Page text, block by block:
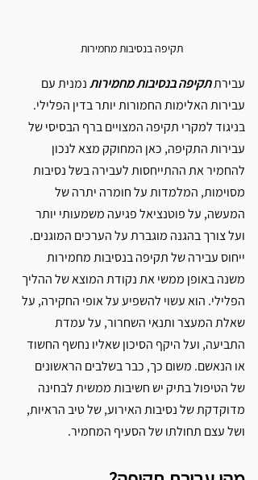
תקיפה בנסיבות מחמירות
עבירתתקיפה בנסיבות מחמירות נמנית עם
עבירות האלימות החמורות יותר בדין הפלילי.
בניגוד למקרי תקיפה המצויים ברף הבסיסי של
עבירות התקיפה, כאן המחוקק מצא לנכון
להחמיר את ההתייחסות לעבירה בשל נסיבות
מסוימות, המלמדות על חומרה יתרה של
המעשה, על פוטנציאל פגיעה משמעותי יותר
ועל צורך בהגנה מוגברת על הערכים המוגנים.
ייחוס עבירה של תקיפה בנסיבות מחמירות
משנה באופן ממשי את נקודת המוצא של ההליך
הפלילי. הוא עשוי להשפיע על אופי החקירה, על
שאלת המעצר ותנאי השחרור, על עמדת
התביעה, ועל היקף הסיכון שאליו נחשף החשוד
או הנאשם. משום כך, כבר בשלבים הראשונים
של הטיפול בתיק יש חשיבות ממשית לבחינה
מדוקדקת של נסיבות האירוע, של טיב הראיות,
ושל עצם תחולתו של הסעיף המחמיר.